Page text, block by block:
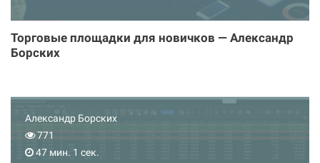
Торговые площадки для новичков — Александр
Борских
Александр Борских
771
47 мин. 1 сек.